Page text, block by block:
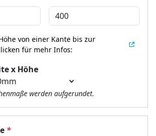
x Höhe
von einer Kante bis zur
für mehr Infos:
werden aufgerundet.
*